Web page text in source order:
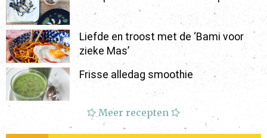
Liefde en troost met de ‘Bami voor
zieke Mas’
Frisse alledag smoothie
Meer recepten